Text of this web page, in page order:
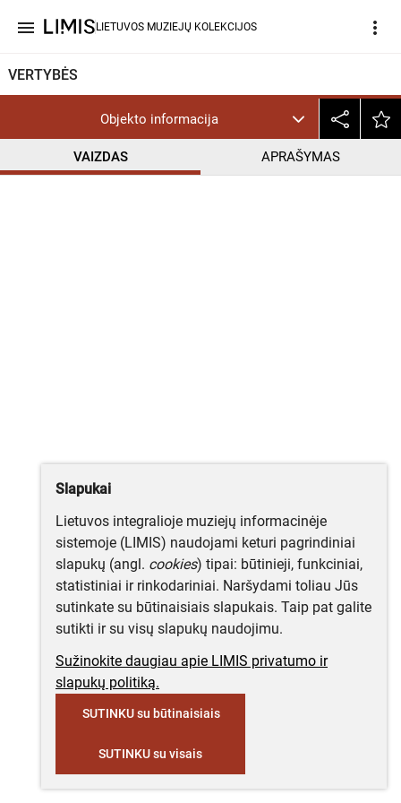
menu LIETUVOS MUZIEJŲ KOLEKCIJOS more_vert
VERTYBĖS
Objekto informacija
VAIZDAS APRAŠYMAS
Slapukai
Lietuvos integralioje muziejų informacinėje
sistemoje (LIMIS) naudojami keturi pagrindiniai
slapukų (angl. cookies) tipai: būtinieji, funkciniai,
statistiniai ir rinkodariniai. Naršydami toliau Jūs
sutinkate su būtinaisiais slapukais. Taip pat galite
sutikti ir su visų slapukų naudojimu.
Sužinokite daugiau apie LIMIS privatumo ir
slapukų politiką.
SUTINKU su būtinaisiais
SUTINKU su visais